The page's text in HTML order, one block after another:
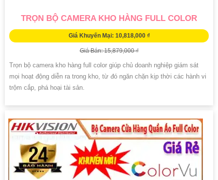
TRỌN BỘ CAMERA KHO HÀNG FULL COLOR
Giá Khuyến Mại: 10,818,000 ₫
Giá Bán: 15,879,000 ₫
Trọn bộ camera kho hàng full color giúp chủ doanh nghiệp giám sát
mọi hoạt động diễn ra trong kho, từ đó ngăn chặn kịp thời các hành vi
trộm cắp, phá hoại tài sản.